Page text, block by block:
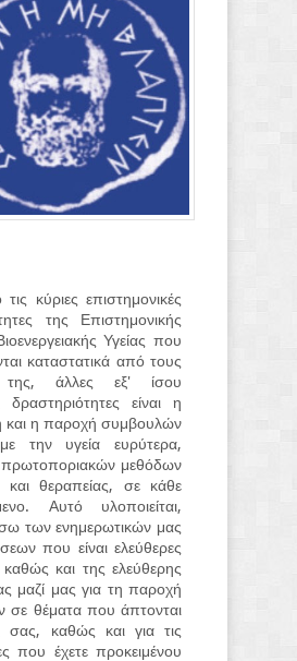
κύριες επιστημονικές
της Επιστημονικής
Υγείας που
καταστατικά από τους
της, άλλες εξ' ίσου
δραστηριότητες είναι η
και η παροχή συμβουλών
την υγεία ευρύτερα,
μεθόδων
και θεραπείας, σε κάθε
Αυτό υλοποιείται,
των ενημερωτικών μας
που είναι ελεύθερες
και της ελεύθερης
μαζί μας για τη παροχή
σε θέματα που άπτονται
σας, καθώς και για τις
που έχετε προκειμένου